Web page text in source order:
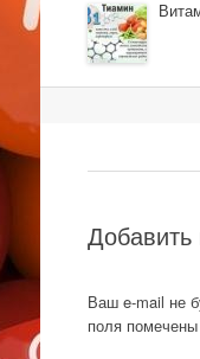
Ваш e-mail не
поля помечены